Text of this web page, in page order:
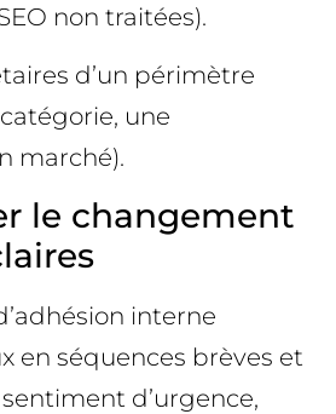
non traitées).
d’un périmètre
une
marché).
le changement
interne
en séquences brèves et
d’urgence,